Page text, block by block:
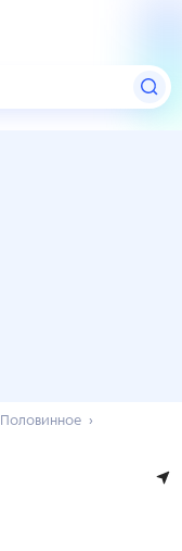
Половинное